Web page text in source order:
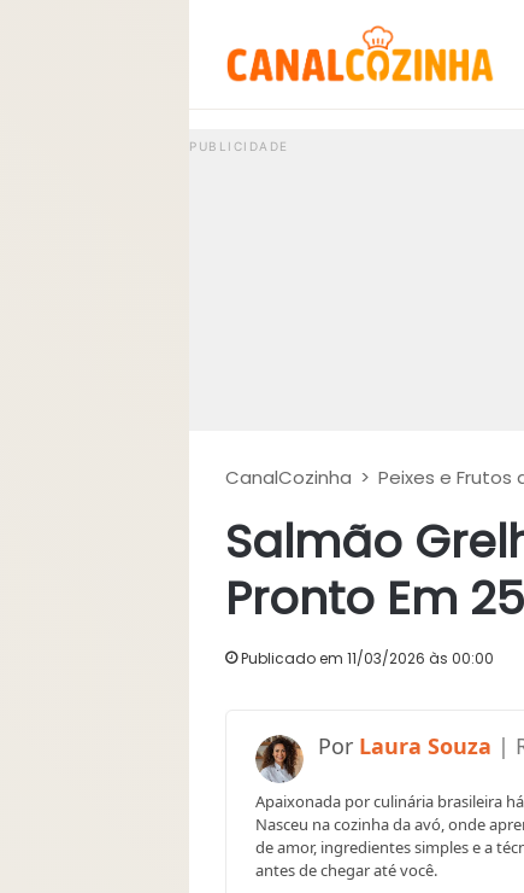
CanalCozinha > Peixes e Frutos
Salmão
Pronto Em
Publicado em 11/03/2026 às 00:00
Laura Souza
Apaixonada por culinária brasileira
Nasceu na cozinha da avó, onde
de amor, ingredientes simples e a
antes de chegar até você.